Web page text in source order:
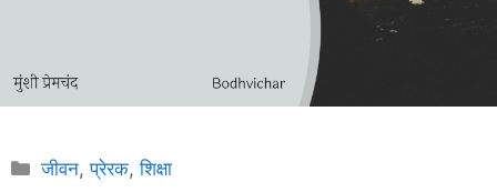
Categories
जीवन,प्रेरक,शिक्षा